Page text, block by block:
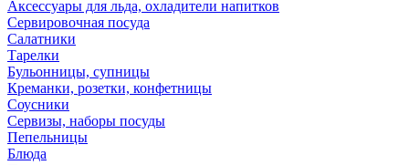
Аксессуары для льда, охладители напитков
Сервировочная посуда
Салатники
Тарелки
Бульонницы, супницы
Креманки, розетки, конфетницы
Соусники
Сервизы, наборы посуды
Пепельницы
Блюда